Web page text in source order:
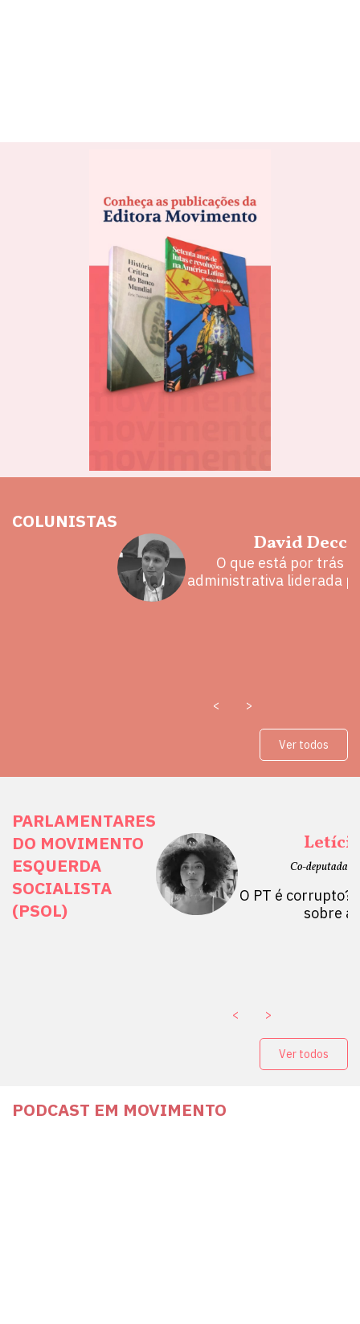
COLUNISTAS
David
O que está por trás
administrativa liderada
< >
Ver todos
PARLAMENTARES
DO MOVIMENTO
ESQUERDA
SOCIALISTA
(PSOL)
Direitos
do Sul, SP)
Mulheres por +
Público abre
Co-deputada
O PT é corrupto?
sobre a
< >
Ver todos
PODCAST EM MOVIMENTO